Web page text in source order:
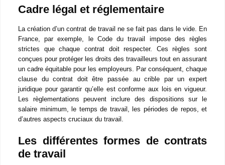
La création d’un contrat de travail ne se fait pas dans le vide. En
France, par exemple, le Code du travail impose des règles
strictes que chaque contrat doit respecter. Ces règles sont
conçues pour protéger les droits des travailleurs tout en
assurant un cadre équitable pour les employeurs. Par
conséquent, chaque clause du contrat doit être passée au crible
par un expert juridique pour garantir qu’elle est conforme aux
lois en vigueur. Les règlementations peuvent inclure des
dispositions sur le salaire minimum, le temps de travail, les
périodes de repos, et d’autres aspects cruciaux du travail.
travail